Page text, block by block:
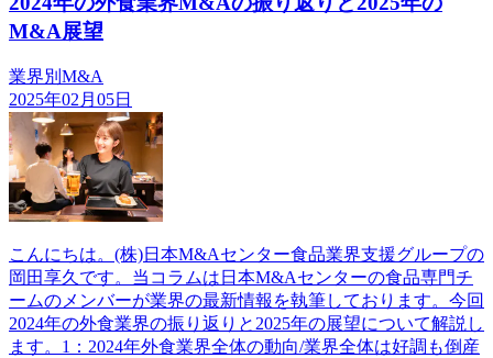
M&A展望
業界別M&A
2025年02月05日
こんにちは。(株)日本M&Aセンター食品業界支援グループの
岡田享久です。当コラムは日本M&Aセンターの食品専門チ
ームのメンバーが業界の最新情報を執筆しております。今回
2024年の外食業界の振り返りと2025年の展望について解説し
ます。1：2024年外食業界全体の動向/業界全体は好調も倒産